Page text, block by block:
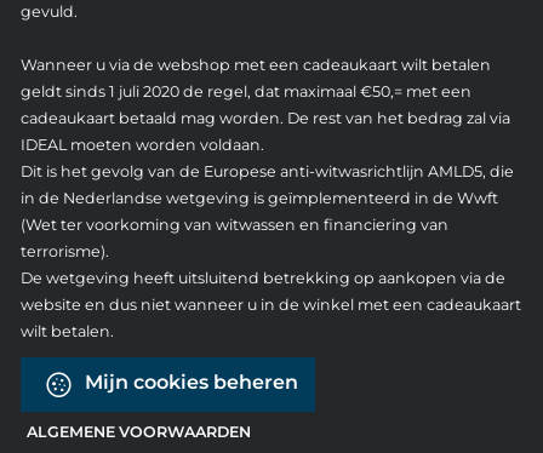
gevuld.
Wanneer u via de webshop met een cadeaukaart wilt betalen
geldt sinds 1 juli 2020 de regel, dat maximaal €50,= met een
cadeaukaart betaald mag worden. De rest van het bedrag zal via
IDEAL moeten worden voldaan.
Dit is het gevolg van de Europese anti-witwasrichtlijn AMLD5, die
in de Nederlandse wetgeving is geïmplementeerd in de Wwft
(Wet ter voorkoming van witwassen en financiering van
terrorisme).
De wetgeving heeft uitsluitend betrekking op aankopen via de
website en dus niet wanneer u in de winkel met een cadeaukaart
wilt betalen.
Mijn cookies beheren
ALGEMENE VOORWAARDEN